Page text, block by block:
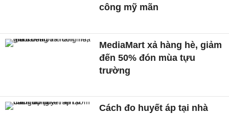
công mỹ mãn
MediaMart xả hàng hè, giảm
đến 50% đón mùa tựu
trường
Cách đo huyết áp tại nhà